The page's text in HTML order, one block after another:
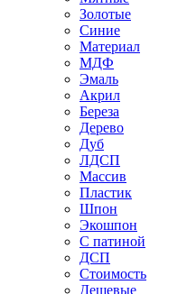
Золотые
Синие
Материал
МДФ
Эмаль
Акрил
Береза
Дерево
Дуб
ЛДСП
Массив
Пластик
Шпон
Экошпон
С патиной
ДСП
Стоимость
Дешевые